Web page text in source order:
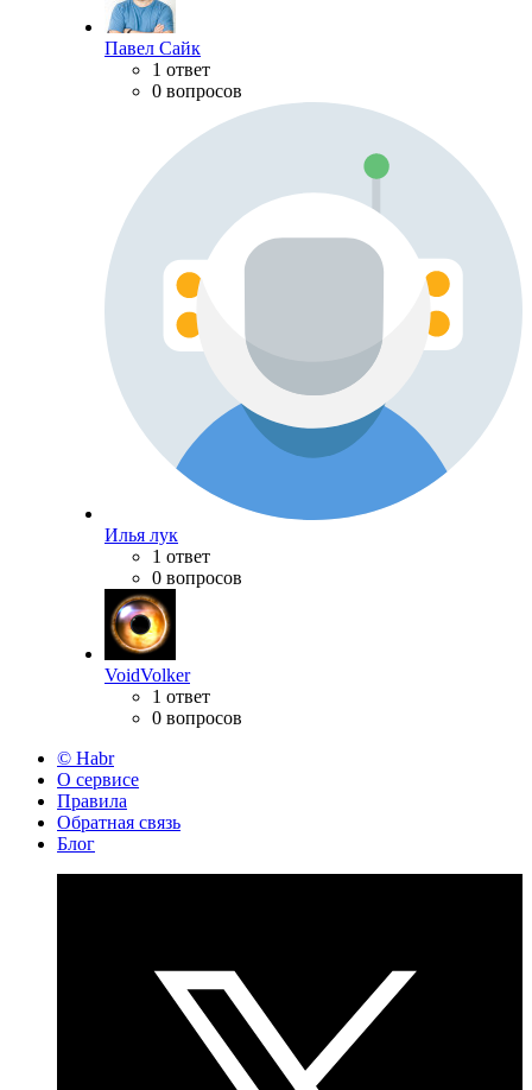
Павел Сайк
1 ответ
0 вопросов
Илья лук
1 ответ
0 вопросов
VoidVolker
1 ответ
0 вопросов
© Habr
О сервисе
Правила
Обратная связь
Блог